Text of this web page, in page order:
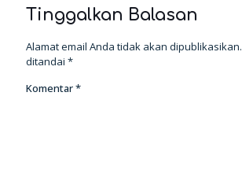
Tinggalkan Balasan
Alamat email Anda tidak akan dipublikasikan.
ditandai *
Komentar*